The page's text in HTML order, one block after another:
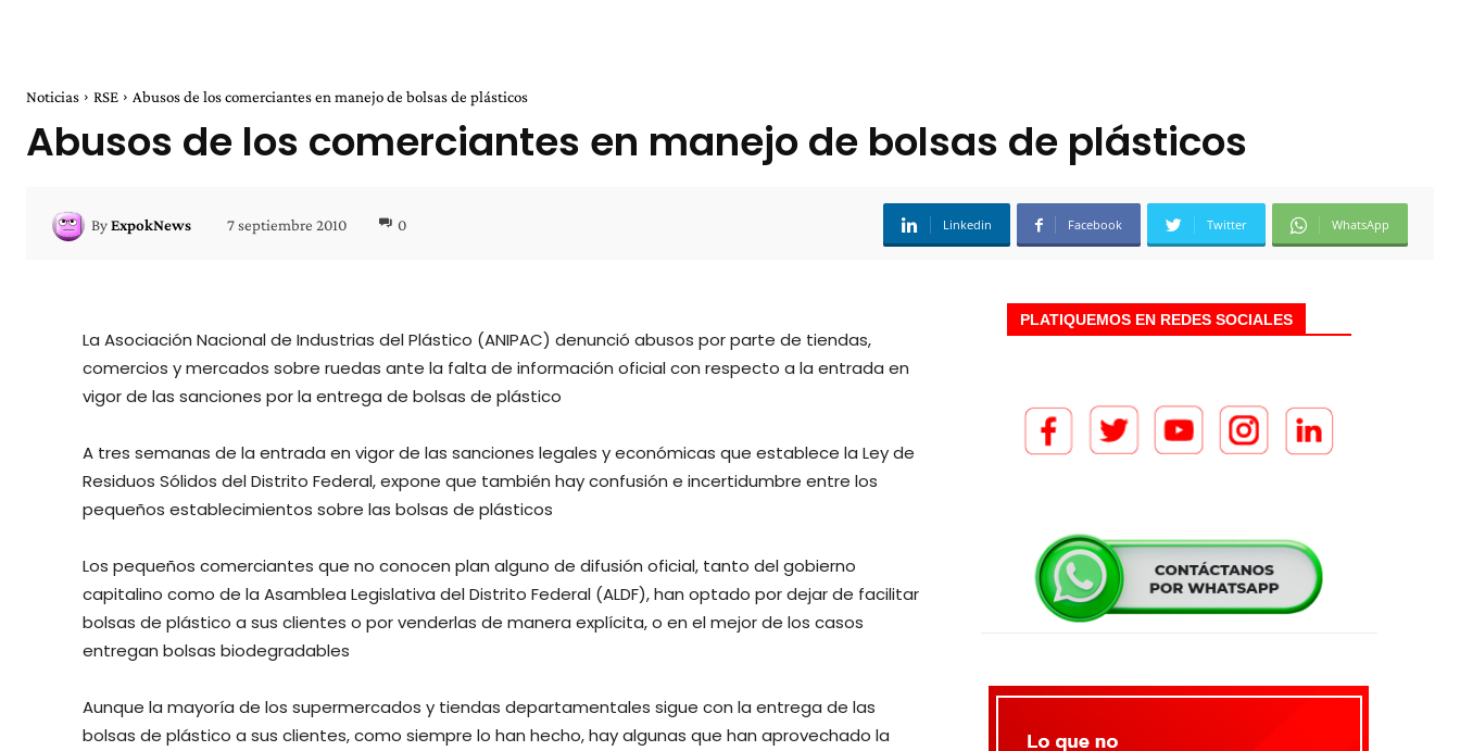
Noticias RSE Abusos de los comerciantes en manejo de bolsas de plásticos
Abusos de los comerciantes en manejo de bolsas de plásticos
ByExpokNews 7 septiembre 2010 0 Linkedin Facebook Twitter WhatsApp
La Asociación Nacional de Industrias del Plástico (ANIPAC) denunció abusos por parte de tiendas,
comercios y mercados sobre ruedas ante la falta de información oficial con respecto a la entrada en
vigor de las sanciones por la entrega de bolsas de plástico
A tres semanas de la entrada en vigor de las sanciones legales y económicas que establece la Ley de
Residuos Sólidos del Distrito Federal, expone que también hay confusión e incertidumbre entre los
pequeños establecimientos sobre las bolsas de plásticos
Los pequeños comerciantes que no conocen plan alguno de difusión oficial, tanto del gobierno
capitalino como de la Asamblea Legislativa del Distrito Federal (ALDF), han optado por dejar de facilitar
bolsas de plástico a sus clientes o por venderlas de manera explícita, o en el mejor de los casos
entregan bolsas biodegradables
Aunque la mayoría de los supermercados y tiendas departamentales sigue con la entrega de las
bolsas de plástico a sus clientes, como siempre lo han hecho, hay algunas que han aprovechado la
PLATIQUEMOS EN REDES SOCIALES